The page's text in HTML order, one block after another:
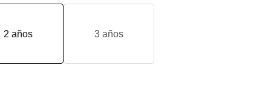
2 años 3 años